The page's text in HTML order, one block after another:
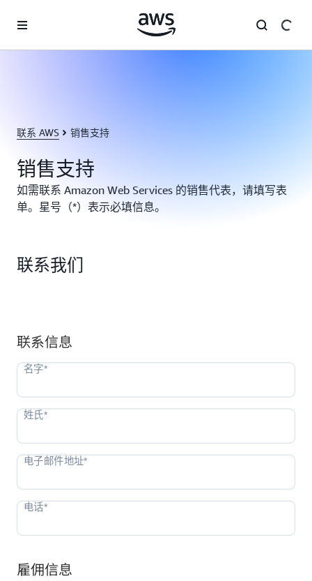
联系 AWS 销售支持
销售支持
如需联系 Amazon Web Services 的销售代表，请填写表
单。星号（*）表示必填信息。
联系我们
联系信息
雇佣信息